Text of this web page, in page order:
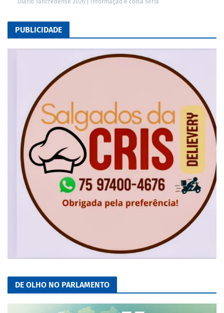
Diário Tancredense 2026 | Informação é coisa séria
PUBLICIDADE
DE OLHO NO PARLAMENTO